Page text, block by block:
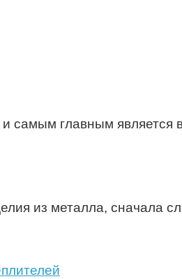
самым главным является
из металла, сначала